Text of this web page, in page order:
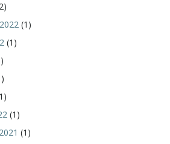
(1)
(1)
(1)
(1)